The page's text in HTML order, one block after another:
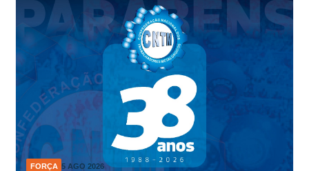
FORÇA 5 AGO 2026